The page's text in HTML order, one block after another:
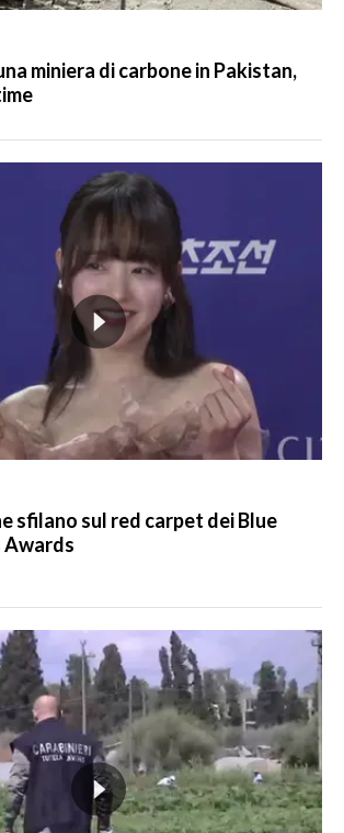
miniera di carbone in Pakistan,
sfilano sul red carpet dei Blue
Awards